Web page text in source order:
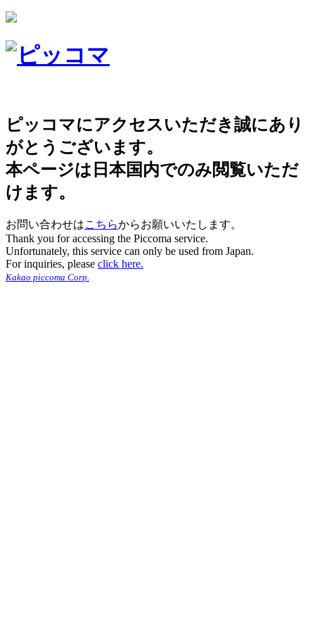
ピッコマにアクセスいただき誠にあり
がとうございます。
本ページは日本国内でのみ閲覧いただ
けます。
お問い合わせはこちらからお願いいたします。
Thank you for accessing the Piccoma service.
Unfortunately, this service can only be used from Japan.
For inquiries, please click here.
Kakao piccoma Corp.